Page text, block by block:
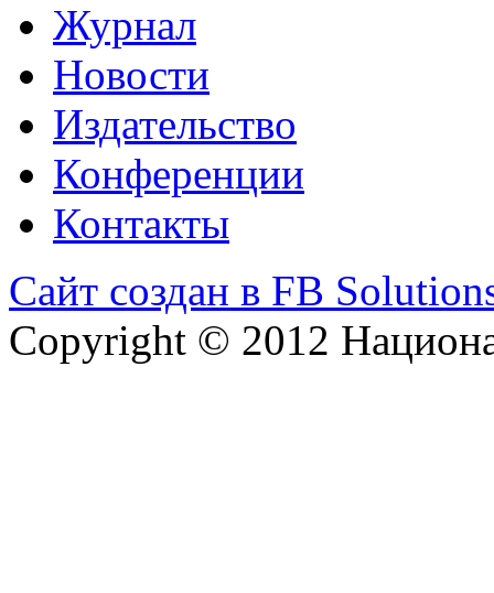
Журнал
Новости
Издательство
Конференции
Контакты
Сайт создан в FB
Copyright © 2012